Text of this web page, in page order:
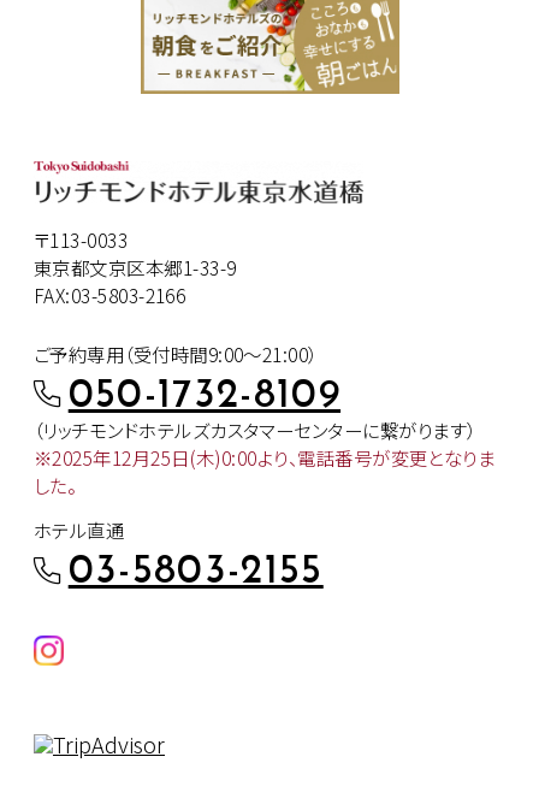
〒113-0033
東京都文京区本郷1-33-9
FAX:03-5803-2166
ご予約専用（受付時間9:00～21:00）
050-1732-8109
（リッチモンドホテルズカスタマーセンターに繋がります）
※2025年12月25日(木)0:00より、電話番号が変更となりま
した。
ホテル直通
03-5803-2155